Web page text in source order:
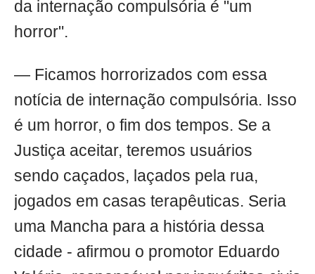
da internação compulsória é "um
horror".
— Ficamos horrorizados com essa
notícia de internação compulsória. Isso
é um horror, o fim dos tempos. Se a
Justiça aceitar, teremos usuários
sendo caçados, laçados pela rua,
jogados em casas terapêuticas. Seria
uma Mancha para a história dessa
cidade - afirmou o promotor Eduardo